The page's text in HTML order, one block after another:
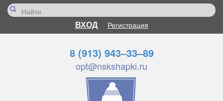
ВХОД Регистрация
8 (913) 943–33–89
opt@nskshapki.ru